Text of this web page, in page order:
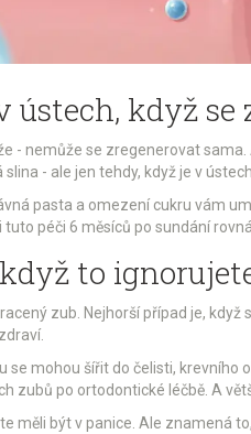
ústech, když
- nemůže se zregenerovat sama.
- ale jen tehdy, když je v
pasta a omezení cukru vám
péči 6 měsíců po sundání
když to
zub. Nejhorší případ je,
se mohou šířit do čelisti, krevního
zubů po ortodontické léčbě. A
měli být v panice. Ale znamená